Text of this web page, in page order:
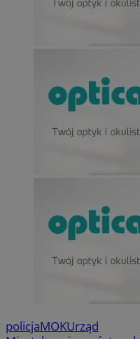
policjaMOKUrząd